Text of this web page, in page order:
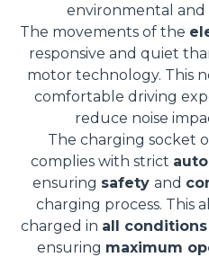
environmental
The movements of the
responsive and quiet
motor technology. This
comfortable driving
reduce noise
The charging socket
complies with strict
ensuring safety and
charging process. This
charged in all conditions
ensuring maximum